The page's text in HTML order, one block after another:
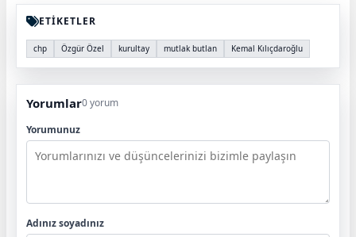
ETİKETLER
chp Özgür Özel kurultay mutlak butlan Kemal Kılıçdaroğlu
Yorumlar0 yorum
Yorumunuz
Adınız soyadınız